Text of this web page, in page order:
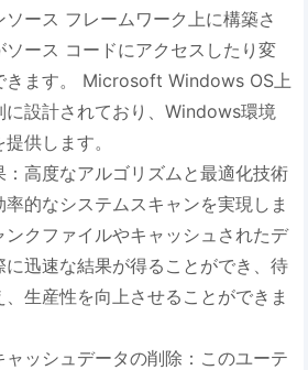
ース フレームワーク上に構築さ
ース コードにアクセスしたり変
きます。 Microsoft Windows OS上
に設計されており、Windows環境
供します。
：高度なアルゴリズムと最適化技術
的なシステムスキャンを実現しま
クファイルやキャッシュされたデ
迅速な結果が得ることができ、待
生産性を向上させることができま
ャッシュデータの削除：このユーテ